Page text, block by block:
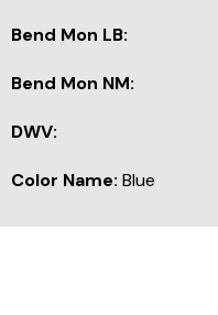
Bend Mon LB:
Bend Mon NM:
DWV:
Color Name: Blue